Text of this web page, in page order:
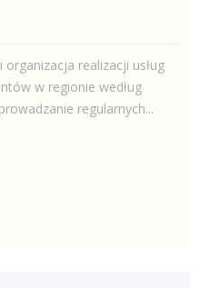
realizacji usług
w regionie według
regularnych...